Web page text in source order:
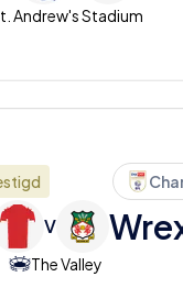
Andrew's Stadium
V
The Valley